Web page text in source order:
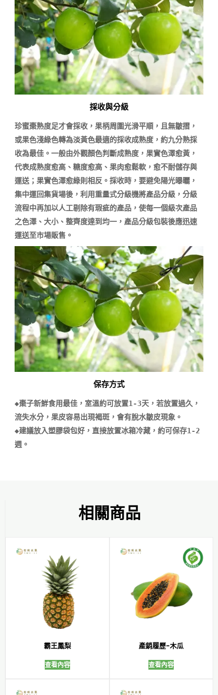
採收與分級
珍蜜棗熟度足才會採收，果柄周圍光滑平順，且無皺摺，
或果色淺綠色轉為淡黃色最適的採收成熟度，約九分熟採
收為最佳。一般由外觀顏色判斷成熟度，果實色澤愈黃，
代表成熟度愈高、糖度愈高、果肉愈鬆軟，愈不耐儲存與
運送；果實色澤愈綠則相反。採收時，要避免陽光曝曬，
集中運回集貨場後，利用重量式分級機將產品分級，分級
流程中再加以人工剔除有瑕疵的產品，使每一個級次產品
之色澤、大小、整齊度達到均一，產品分級包裝後應迅速
保存方式
◆棗子新鮮食用最佳，室溫約可放置1-3天，若放置過久，
流失水分，果皮容易出現褐斑，會有脫水皺皮現象。
◆建議放入塑膠袋包好，直接放置冰箱冷藏，約可保存1-2
相關商品
霸王鳳梨
查看內容
產銷履歷-木瓜
查看內容